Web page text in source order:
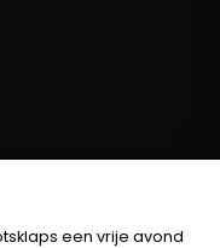
een vrije avond